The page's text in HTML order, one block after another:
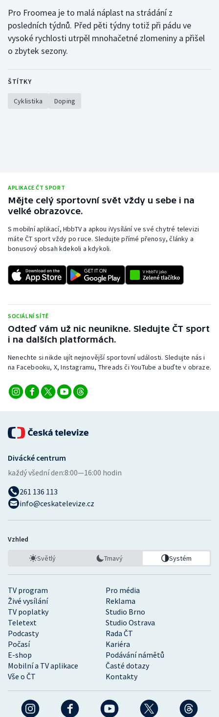
Pro Froomea je to malá náplast na strádání z
posledních týdnů. Před pěti týdny totiž při pádu ve
vysoké rychlosti utrpěl mnohačetné zlomeniny a přišel
o zbytek sezony.
ŠTÍTKY
Cyklistika Doping
APLIKACE ČT SPORT
Mějte celý sportovní svět vždy u sebe i na
velké obrazovce.
S mobilní aplikací, HbbTV a apkou iVysílání ve své chytré televizi
máte ČT sport vždy po ruce. Sledujte přímé přenosy, články a
bonusový obsah kdekoli a kdykoli.
SOCIÁLNÍ SÍTĚ
Odteď vám už nic neunikne. Sledujte ČT sport
i na dalších platformách.
Nenechte si nikde ujít nejnovější sportovní události. Sledujte nás i
na Facebooku, X, Instagramu, Threads či YouTube a buďte v obraze.
TV program
Pro média
Živé vysílání
Reklama
TV poplatky
Studio Brno
Teletext
Studio Ostrava
Podcasty
Rada ČT
Počasí
Kariéra
E-shop
Podávání námětů
Mobilní a TV aplikace
Časté dotazy
Vše o ČT
Kontakty
Divácké centrum
každý všední den:8:00—16:00 hodin
261 136 113
info@ceskatelevize.cz
Vzhled
Světlý Tmavý Systém